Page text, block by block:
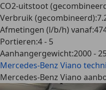
CO2-uitstoot
Verbruik (gecombineerd):
Afmetingen (l/b/h) vanaf:
Portieren:4 - 5
Aanhangergewicht:2000 -
Mercedes-Benz Viano
Mercedes-Benz Viano